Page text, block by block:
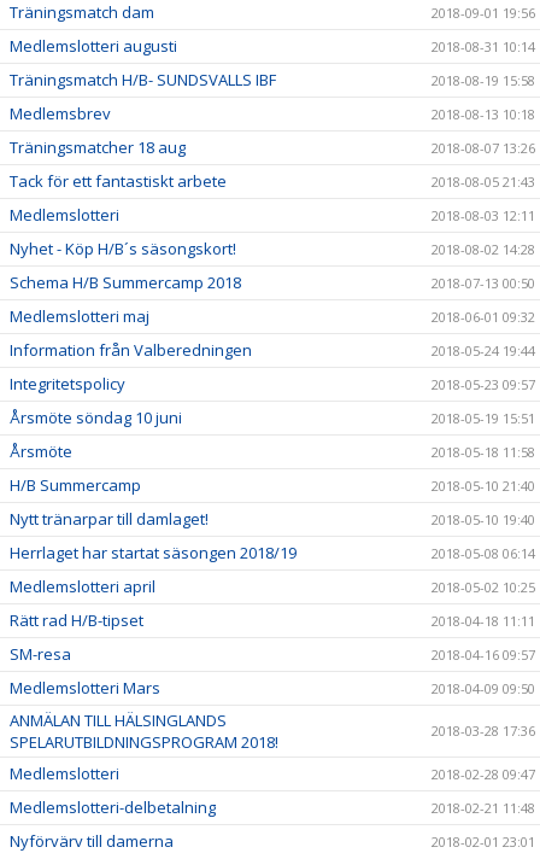
Träningsmatch dam 2018-09-01 19:56
Medlemslotteri augusti 2018-08-31 10:14
Träningsmatch H/B- SUNDSVALLS IBF 2018-08-19 15:58
Medlemsbrev 2018-08-13 10:18
Träningsmatcher 18 aug 2018-08-07 13:26
Tack för ett fantastiskt arbete 2018-08-05 21:43
Medlemslotteri 2018-08-03 12:11
Nyhet - Köp H/B´s säsongskort! 2018-08-02 14:28
Schema H/B Summercamp 2018 2018-07-13 00:50
Medlemslotteri maj 2018-06-01 09:32
Information från Valberedningen 2018-05-24 19:44
Integritetspolicy 2018-05-23 09:57
Årsmöte söndag 10 juni 2018-05-19 15:51
Årsmöte 2018-05-18 11:58
H/B Summercamp 2018-05-10 21:40
Nytt tränarpar till damlaget! 2018-05-10 19:40
Herrlaget har startat säsongen 2018/19 2018-05-08 06:14
Medlemslotteri april 2018-05-02 10:25
Rätt rad H/B-tipset 2018-04-18 11:11
SM-resa 2018-04-16 09:57
Medlemslotteri Mars 2018-04-09 09:50
ANMÄLAN TILL HÄLSINGLANDS
SPELARUTBILDNINGSPROGRAM 2018!
2018-03-28 17:36
Medlemslotteri 2018-02-28 09:47
Medlemslotteri-delbetalning 2018-02-21 11:48
Nyförvärv till damerna 2018-02-01 23:01